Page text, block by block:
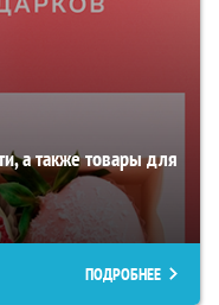
а также товары для
ПОДРОБНЕЕ